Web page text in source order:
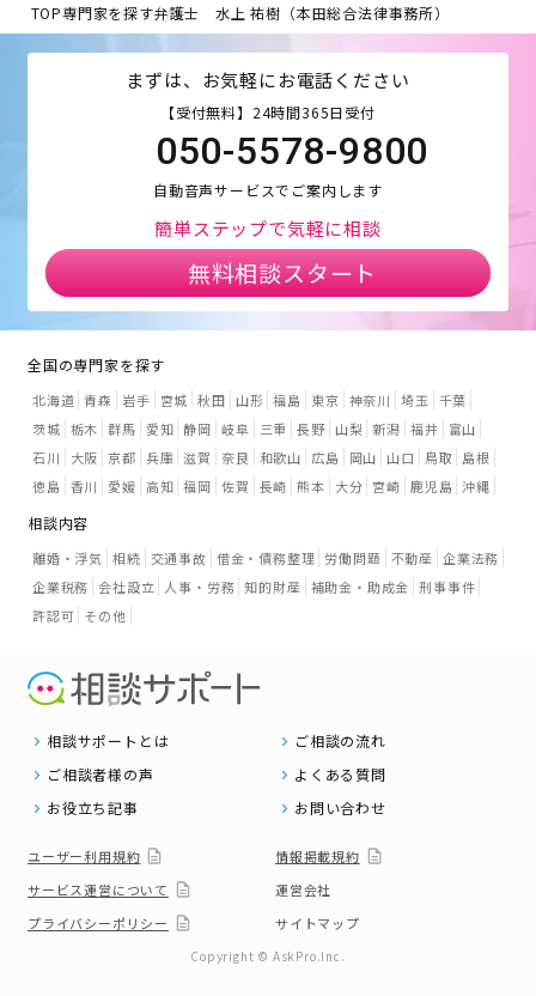
TOP専門家を探す弁護士 水上 祐樹（本田総合法律事務所）
まずは、お気軽にお電話ください
【受付無料】24時間365日受付
050-5578-9800
自動音声サービスでご案内します
簡単ステップで気軽に相談
無料相談スタート
全国の専門家を探す
北海道 青森 岩手 宮城 秋田 山形 福島 東京 神奈川 埼玉
千葉
茨城 栃木 群馬 愛知 静岡 岐阜 三重 長野 山梨 新潟 福井
富山
石川
大阪 京都 兵庫 滋賀 奈良 和歌山 広島 岡山 山口 鳥取
島根
徳島 香川 愛媛 高知 福岡 佐賀 長崎 熊本 大分 宮崎 鹿児島 沖縄
相談内容
離婚・浮気 相続 交通事故 借金・債務整理 労働問題 不動産 企業法務
企業税務 会社設立 人事・労務 知的財産 補助金・助成金 刑事事件
許認可 その他
相談サポートとは
ご相談の流れ
ご相談者様の声
よくある質問
お役立ち記事
お問い合わせ
ユーザー利用規約
情報掲載規約
サービス運営について
運営会社
プライバシーポリシー
サイトマップ
Copyright © AskPro.Inc.